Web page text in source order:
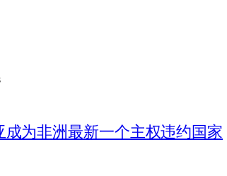
成为非洲最新一个主权违约国家